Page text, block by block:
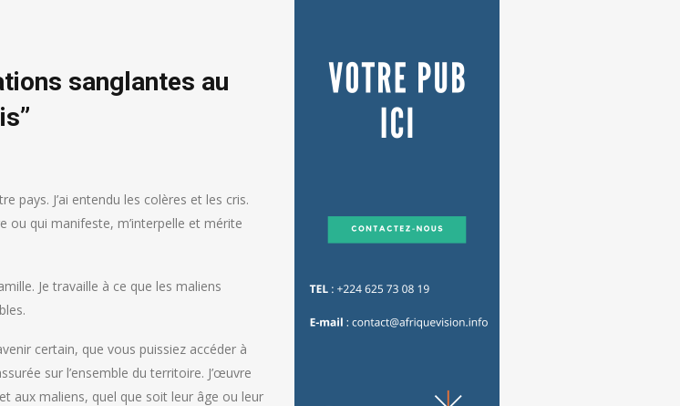
sanglantes au
pays. J’ai entendu les colères et les cris.
ou qui manifeste, m’interpelle et mérite
Je travaille à ce que les maliens
certain, que vous puissiez accéder à
sur l’ensemble du territoire. J’œuvre
aux maliens, quel que soit leur âge ou leur